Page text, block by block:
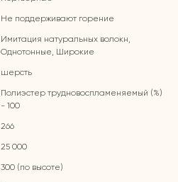
Не поддерживают горение
Имитация натуральных волокн,
Однотонные, Широкие
шерсть
Полиэстер трудновоспламеняемый (%)
- 100
266
25 000
300 (по высоте)